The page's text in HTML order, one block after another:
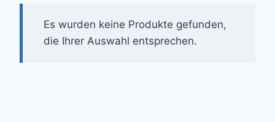
Es wurden keine Produkte gefunden,
die Ihrer Auswahl entsprechen.